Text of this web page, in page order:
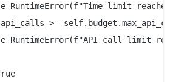
RuntimeError(f"Time limit
>=
RuntimeError(f"API call limit